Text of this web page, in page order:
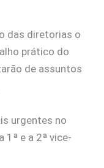
das diretorias o
prático do
de assuntos
urgentes no
1ª e a 2ª vice-